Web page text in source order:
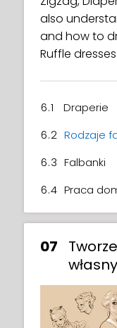
also
and how to
Ruffle dresses
6.1 Draperie
6.2 Rodzaje
6.3 Falbanki
6.4 Praca
07